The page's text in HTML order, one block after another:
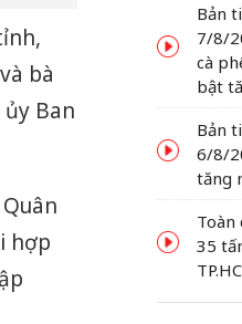
bà
Ban
hợp
Bản
7/8/
cà
bật
Bản
6/8/
tăng
Toàn
35